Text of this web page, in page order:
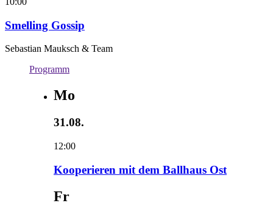
Smelling Gossip
Sebastian Mauksch & Team
Programm
Mo
31.08.
12:00
Kooperieren mit dem Ballhaus Ost
Fr